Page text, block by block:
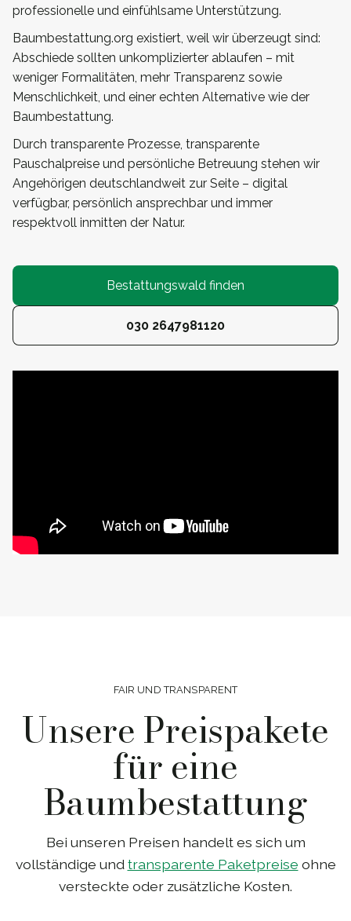
professionelle und einfühlsame Unterstützung.
Baumbestattung.org existiert, weil wir überzeugt sind:
Abschiede sollten unkomplizierter ablaufen – mit
weniger Formalitäten, mehr Transparenz sowie
Menschlichkeit, und einer echten Alternative wie der
Baumbestattung.
Durch transparente Prozesse, transparente
Pauschalpreise und persönliche Betreuung stehen wir
Angehörigen deutschlandweit zur Seite – digital
verfügbar, persönlich ansprechbar und immer
respektvoll inmitten der Natur.
Bestattungswald finden
030 2647981120
FAIR UND TRANSPARENT
Unsere Preispakete
für eine
Baumbestattung
Bei unseren Preisen handelt es sich um
vollständige und transparente Paketpreise ohne
versteckte oder zusätzliche Kosten.